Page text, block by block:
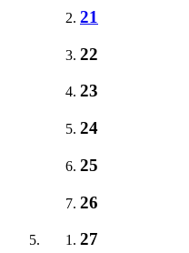
21
22
23
24
25
26
27